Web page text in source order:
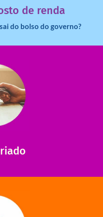
de renda
do bolso do governo?
em contato conosco e
ajudar.